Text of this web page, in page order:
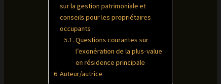
sur la gestion patrimoniale et
conseils pour les propriétaires
occupants
Questions courantes sur
l’exonération de la plus-value
en résidence principale
Auteur/autrice